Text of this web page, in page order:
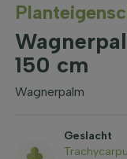
150 cm
Wagnerpalm
Geslacht